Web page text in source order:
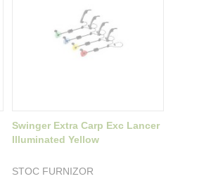
Swinger Extra Carp Exc Lancer
Illuminated Yellow
STOC FURNIZOR